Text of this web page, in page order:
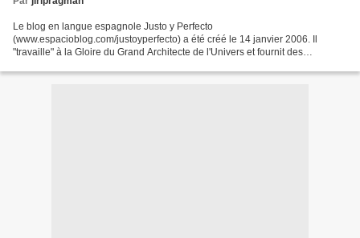
Le blog en langue espagnole Justo y Perfecto
(www.espacioblog.com/justoyperfecto) a été créé le 14 janvier 2006. Il
"travaille" à la Gloire du Grand Architecte de l'Univers et fournit des